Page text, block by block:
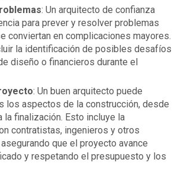
: Un arquitecto de confianza
para prever y resolver problemas
conviertan en complicaciones mayores.
la identificación de posibles desafíos
diseño o financieros durante el
: Un buen arquitecto puede
los aspectos de la construcción, desde
la finalización. Esto incluye la
contratistas, ingenieros y otros
que el proyecto avance
y respetando el presupuesto y los